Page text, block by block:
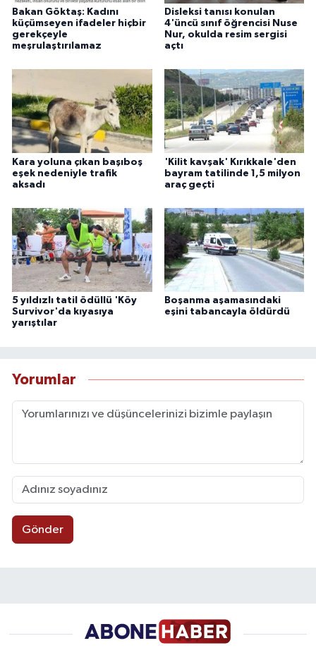
Bakan Göktaş: Kadını
küçümseyen ifadeler hiçbir
gerekçeyle
meşrulaştırılamaz
Disleksi tanısı konulan
4'üncü sınıf öğrencisi Nuse
Nur, okulda resim sergisi
açtı
Kara yoluna çıkan başıboş
eşek nedeniyle trafik
aksadı
'Kilit kavşak' Kırıkkale'den
bayram tatilinde 1,5 milyon
araç geçti
5 yıldızlı tatil ödüllü 'Köy
Survivor'da kıyasıya
yarıştılar
Boşanma aşamasındaki
eşini tabancayla öldürdü
Yorumlar
Gönder